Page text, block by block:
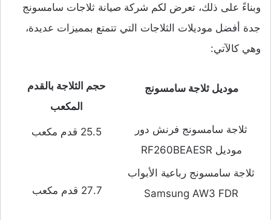
وبناءً على ذلك، تعرض لكم شركة صيانة ثلاجات سامسونج
جدة أفضل موديلات الثلاجات التي تتمتع بمميزات عديدة،
وهي كالآتي:
موديل ثلاجة سامسونج
حجم الثلاجة بالقدم
المكعب
ثلاجة سامسونج فرنش دور
موديل RF260BEAESR
25.5 قدم مكعب
ثلاجة سامسونج رباعية الأبواب
Samsung AW3 FDR
27.7 قدم مكعب